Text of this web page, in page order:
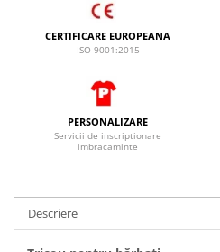
CERTIFICARE EUROPEANA
ISO 9001:2015
PERSONALIZARE
Servicii de inscriptionare
imbracaminte
Descriere